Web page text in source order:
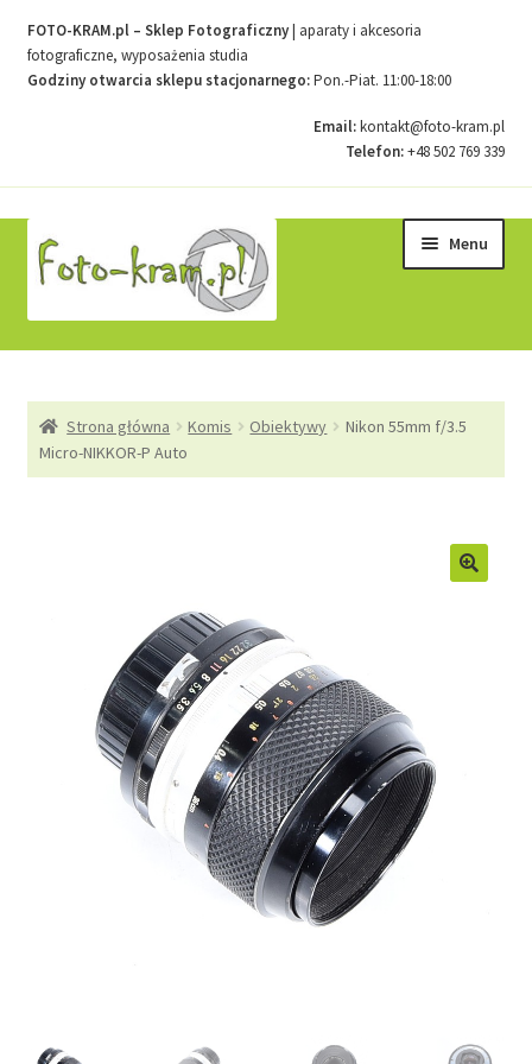
FOTO-KRAM.pl – Sklep Fotograficzny| aparaty i akcesoria
fotograficzne, wyposażenia studia
Godziny otwarcia sklepu stacjonarnego:Pon.-Piat. 11:00-18:00
Email:kontakt@foto-kram.pl
Telefon:+48 502 769 339
do
nawigacji
do
treści
Menu
Kontakt
Sample Page
Strona główna Komis Obiektywy
Nikon 55mm f/3.5
Micro-NIKKOR-P Auto